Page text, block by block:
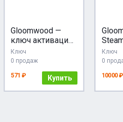
Gloomwood —
ключ активации
Steam
Ключ
0 продаж
571 ₽ Купить
Ключ
0
10000 ₽